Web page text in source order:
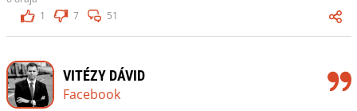
1
7 51
VITÉZY DÁVID
Facebook